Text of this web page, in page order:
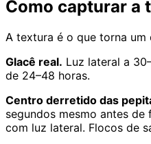
Como capturar a
A textura é o que torna
Glacê real. Luz lateral a
de 24–48 horas.
Centro derretido das
segundos mesmo antes
com luz lateral. Flocos de